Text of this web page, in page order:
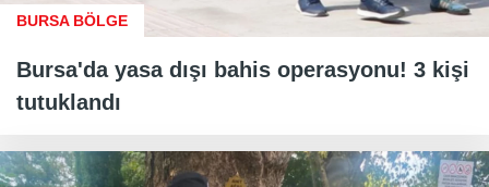
BURSA BÖLGE
Bursa'da yasa dışı bahis operasyonu! 3 kişi
tutuklandı